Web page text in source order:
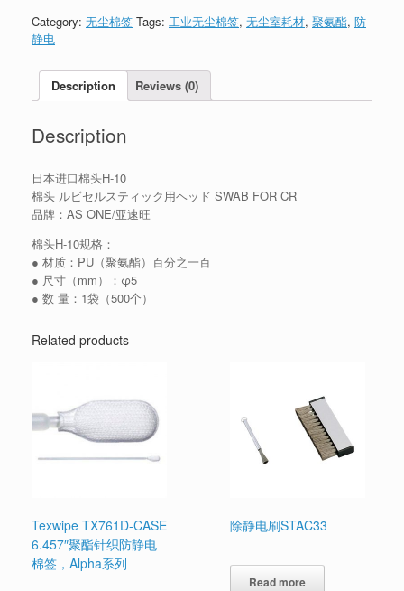
Category: 无尘棉签 Tags: 工业无尘棉签, 无尘室耗材, 聚氨酯, 防
静电
Description Reviews (0)
Description
日本进口棉头H-10
棉头 ルビセルスティック用ヘッド SWAB FOR CR
品牌：AS ONE/亚速旺
棉头H-10规格：
● 材质：PU（聚氨酯）百分之一百
● 尺寸（mm）：φ5
● 数 量：1袋（500个）
Related products
Texwipe TX761D-CASE
6.457″聚酯针织防静电
棉签，Alpha系列
除静电刷STAC33
Read more